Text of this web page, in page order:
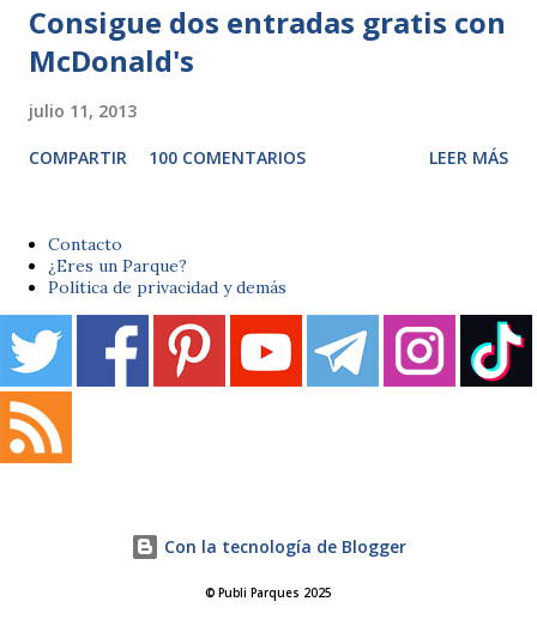
Consigue dos entradas gratis con
McDonald's
julio 11, 2013
COMPARTIR 100 COMENTARIOS LEER MÁS
Contacto
¿Eres un Parque?
Política de privacidad y demás
Con la tecnología de Blogger
© Publi Parques 2025